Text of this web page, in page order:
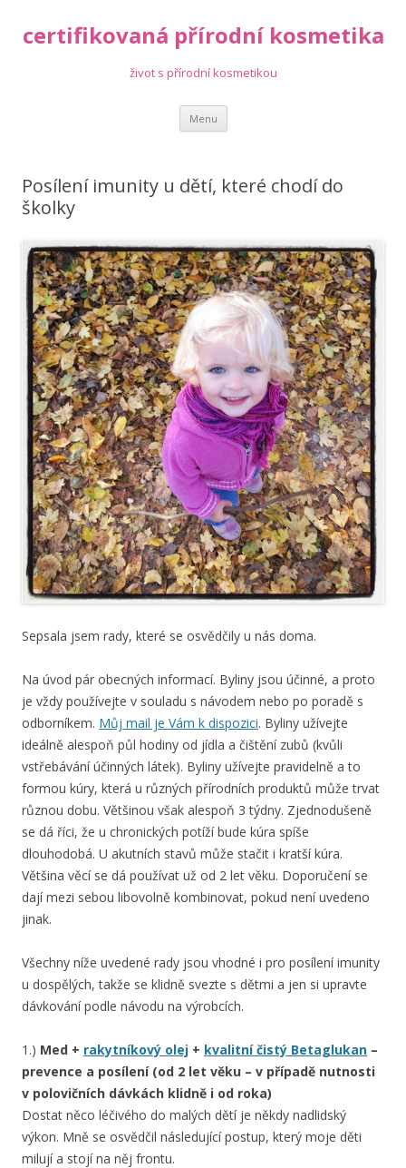
certifikovaná přírodní kosmetika
život s přírodní kosmetikou
Menu Přejít
obsahu
Posílení imunity u dětí, které chodí do
školky
Sepsala jsem rady, které se osvědčily u nás doma.
Na úvod pár obecných informací. Byliny jsou účinné, a proto
je vždy používejte v souladu s návodem nebo po poradě s
odborníkem. Můj mail je Vám k dispozici. Byliny užívejte
ideálně alespoň půl hodiny od jídla a čištění zubů (kvůli
vstřebávání účinných látek). Byliny užívejte pravidelně a to
formou kúry, která u různých přírodních produktů může trvat
různou dobu. Většinou však alespoň 3 týdny. Zjednodušeně
se dá říci, že u chronických potíží bude kúra spíše
dlouhodobá. U akutních stavů může stačit i kratší kúra.
Většina věcí se dá používat už od 2 let věku. Doporučení se
dají mezi sebou libovolně kombinovat, pokud není uvedeno
jinak.
Všechny níže uvedené rady jsou vhodné i pro posílení imunity
u dospělých, takže se klidně svezte s dětmi a jen si upravte
dávkování podle návodu na výrobcích.
1.) Med + rakytníkový olej + kvalitní čistý Betaglukan –
prevence a posílení (od 2 let věku – v případě nutnosti
v polovičních dávkách klidně i od roka)
Dostat něco léčivého do malých dětí je někdy nadlidský
výkon. Mně se osvědčil následující postup, který moje děti
milují a stojí na něj frontu.